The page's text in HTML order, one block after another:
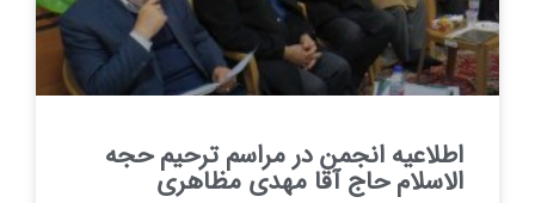
اطلاعیه انجمن در مراسم ترحیم حجه
الاسلام حاج آقا مهدی مظاهری